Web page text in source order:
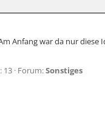
Anfang war da nur
13 Forum:Sonstiges